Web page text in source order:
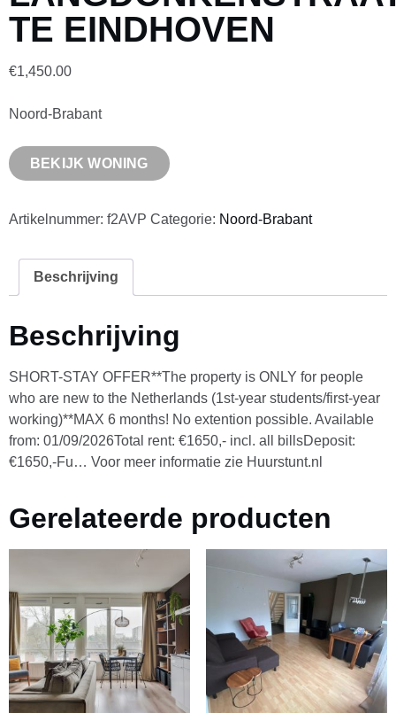
TE EINDHOVEN
€1,450.00
Noord-Brabant
BEKIJK WONING
Artikelnummer: f2AVP Categorie: Noord-Brabant
Beschrijving
Beschrijving
SHORT-STAY OFFER**The property is ONLY for people
who are new to the Netherlands (1st-year students/first-year
working)**MAX 6 months! No extention possible. Available
from: 01/09/2026Total rent: €1650,- incl. all billsDeposit:
€1650,-Fu… Voor meer informatie zie Huurstunt.nl
Gerelateerde producten